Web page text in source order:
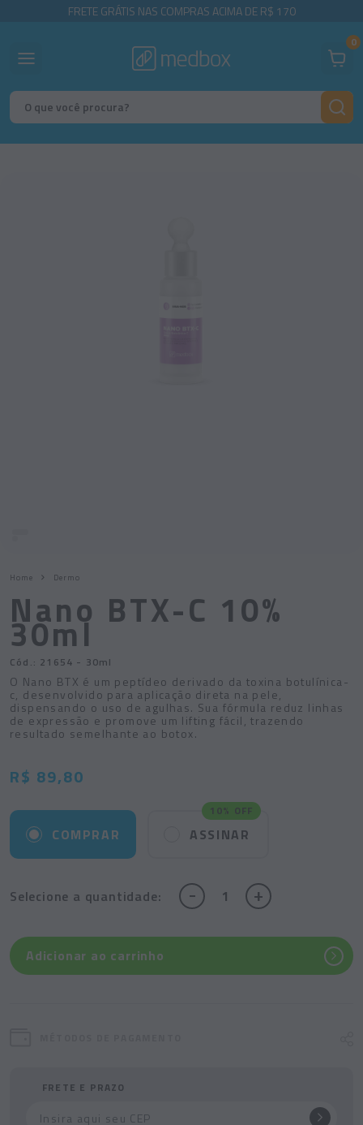
FRETE GRÁTIS NAS COMPRAS ACIMA DE R$ 170
0
Home Dermo
Nano BTX-C 10%
30ml
Cód.: 21654 - 30ml
O Nano BTX é um peptídeo derivado da toxina botulínica-
c, desenvolvido para aplicação direta na pele,
dispensando o uso de agulhas. Sua fórmula reduz linhas
de expressão e promove um lifting fácil, trazendo
resultado semelhante ao botox.
R$ 89,80
COMPRAR
10% OFF
ASSINAR
Selecione a quantidade: - +
Adicionar ao carrinho
FRETE E PRAZO